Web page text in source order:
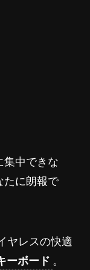
集中できな
に朗報で
ヤレスの快適
ーボード 。